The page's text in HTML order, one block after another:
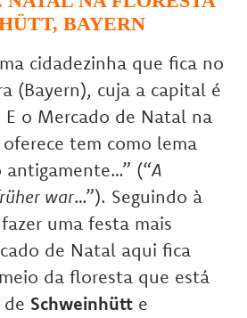
BAYERN
cidadezinha que fica no
(Bayern), cuja a capital é
E o Mercado de Natal na
tem como lema
antigamente…” (“A
war…”). Seguindo à
uma festa mais
de Natal aqui fica
da floresta que está
Schweinhütt e